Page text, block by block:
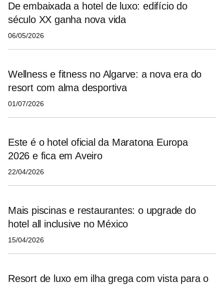
De embaixada a hotel de luxo: edifício do
século XX ganha nova vida
06/05/2026
Wellness e fitness no Algarve: a nova era do
resort com alma desportiva
01/07/2026
Este é o hotel oficial da Maratona Europa
2026 e fica em Aveiro
22/04/2026
Mais piscinas e restaurantes: o upgrade do
hotel all inclusive no México
15/04/2026
Resort de luxo em ilha grega com vista para o